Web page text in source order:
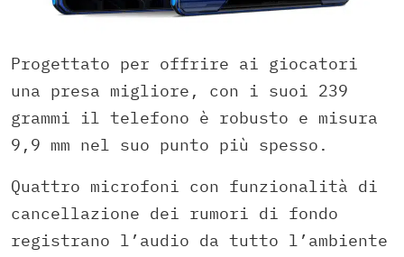
Progettato per offrire ai giocatori
una presa migliore, con i suoi 239
grammi il telefono è robusto e misura
9,9 mm nel suo punto più spesso.
Quattro microfoni con funzionalità di
cancellazione dei rumori di fondo
registrano l’audio da tutto l’ambiente